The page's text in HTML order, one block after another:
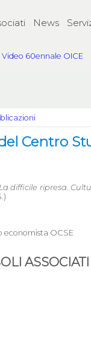
News
Video 60ennale OICE
Centro
difficile ripresa.
economista OCSE
ASSOCIATI